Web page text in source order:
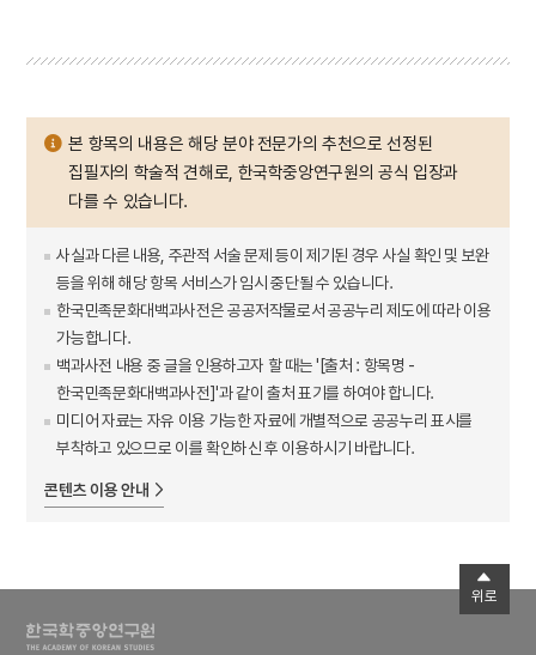
본 항목의 내용은 해당 분야 전문가의 추천으로 선정된
집필자의 학술적 견해로, 한국학중앙연구원의 공식 입장과
다를 수 있습니다.
사실과 다른 내용, 주관적 서술 문제 등이 제기된 경우 사실 확인 및 보완
등을 위해 해당 항목 서비스가 임시 중단될 수 있습니다.
한국민족문화대백과사전은 공공저작물로서 공공누리 제도에 따라 이용
가능합니다.
백과사전 내용 중 글을 인용하고자 할 때는 '[출처 : 항목명 -
한국민족문화대백과사전]'과 같이 출처 표기를 하여야 합니다.
미디어 자료는 자유 이용 가능한 자료에 개별적으로 공공누리 표시를
부착하고 있으므로 이를 확인하신 후 이용하시기 바랍니다.
콘텐츠 이용 안내
위로